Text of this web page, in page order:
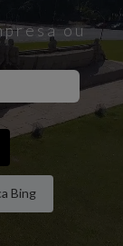
ou
Bing